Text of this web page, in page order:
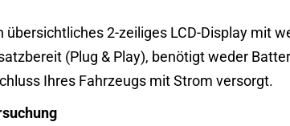
übersichtliches 2-zeiliges LCD-Display mit
(Plug & Play), benötigt weder
Ihres Fahrzeugs mit Strom versorgt.